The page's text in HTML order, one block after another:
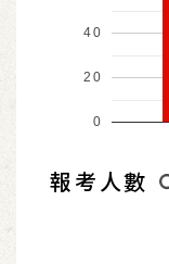
0
20
40
報考人數